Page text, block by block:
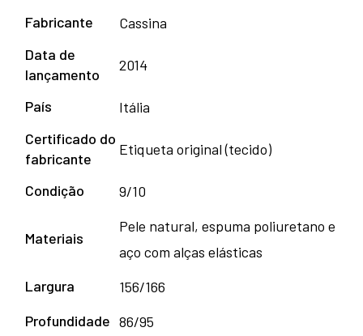
Fabricante
Cassina
Data de
lançamento
2014
País
Itália
Certificado do
fabricante
Etiqueta original (tecido)
Condição 9/10
Materiais
Pele natural, espuma poliuretano e
aço com alças elásticas
Largura
156/166
Profundidade 86/95